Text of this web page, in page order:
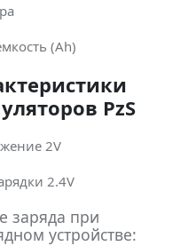
(Ah)
PzS
2V
2.4V
заряда при
устройстве: